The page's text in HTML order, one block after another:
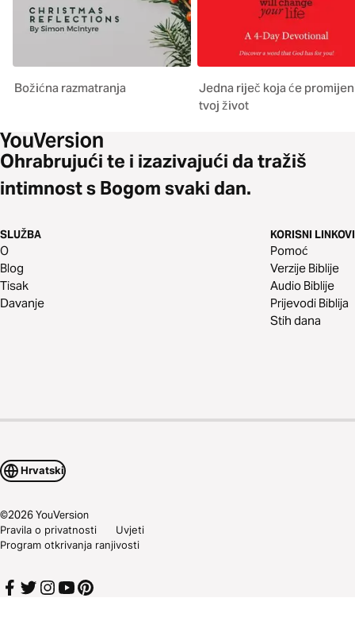
Božićna razmatranja
Jedna riječ koja će
tvoj život
Ohrabrujući te i izazivajući da tražiš
intimnost s Bogom svaki dan.
SLUŽBA
O
Blog
Tisak
Davanje
KORISNI LINKOVI
Pomoć
Verzije Biblije
Audio Biblije
Prijevodi Biblija
Stih dana
Hrvatski
©2026YouVersion
Pravila o privatnosti
Uvjeti
Program otkrivanja ranjivosti